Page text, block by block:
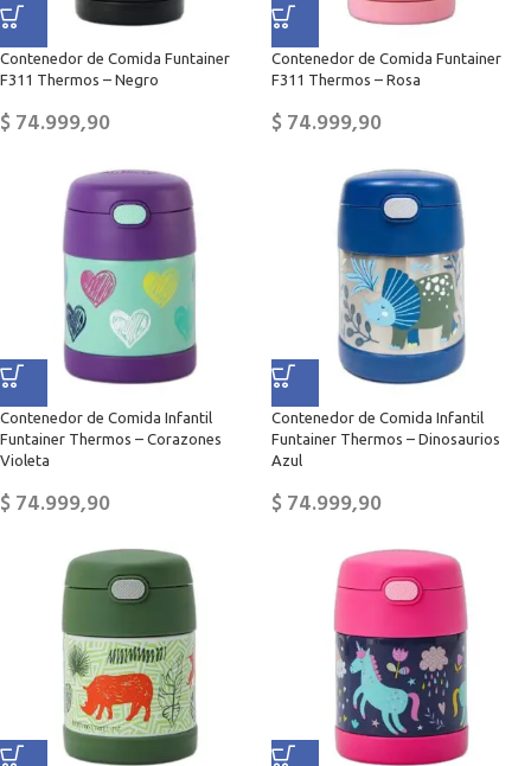
Contenedor de Comida Funtainer
F311 Thermos – Negro
$74.999,90
Contenedor de Comida Funtainer
F311 Thermos – Rosa
$74.999,90
Contenedor de Comida Infantil
Funtainer Thermos – Corazones
Violeta
$74.999,90
Contenedor de Comida Infantil
Funtainer Thermos – Dinosaurios
Azul
$74.999,90